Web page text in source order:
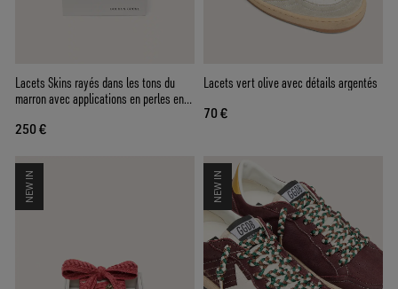
Lacets Skins rayés dans les tons du
marron avec applications en perles en
250 €
Lacets vert olive avec détails argentés
70 €
NEW IN NEW IN